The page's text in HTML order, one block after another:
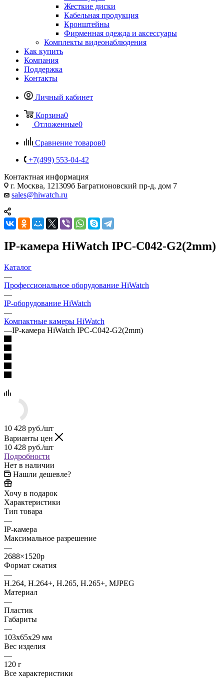
Жесткие диски
Кабельная продукция
Кронштейны
Фирменная одежда и аксессуары
Комплекты видеонаблюдения
Как купить
Компания
Поддержка
Контакты
Личный кабинет
Корзина0
Отложенные0
Сравнение товаров0
+7(499) 553-04-42
Контактная информация
г. Москва, 121309б Багратионовский пр-д, дом 7
sales@hiwatch.ru
IP-камера HiWatch IPC-C042-G2(2mm)
Каталог
—
Профессиональное оборудование HiWatch
—
IP-оборудование HiWatch
—
Компактные камеры HiWatch
—IP-камера HiWatch IPC-C042-G2(2mm)
10 428 руб./шт
Варианты цен
10 428 руб./шт
Подробности
Нет в наличии
Нашли дешевле?
Хочу в подарок
Характеристики
Тип товара
—
IP-камера
Максимальное разрешение
—
2688×1520p
Формат сжатия
—
H.264, H.264+, H.265, H.265+, MJPEG
Материал
—
Пластик
Габариты
—
103x65x29 мм
Вес изделия
—
120 г
Все характеристики